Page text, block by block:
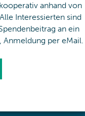
anhand von
Interessierten sind
an ein
Anmeldung per eMail.